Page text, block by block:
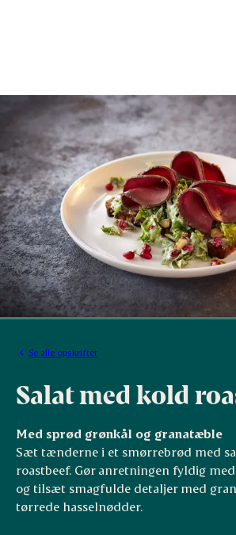
Se alle opskrifter
Salat med kold
Med sprød grønkål og granatæble
Sæt tænderne i et smørrebrød med
roastbeef. Gør anretningen fyldig
og tilsæt smagfulde detaljer med
tørrede hasselnødder.